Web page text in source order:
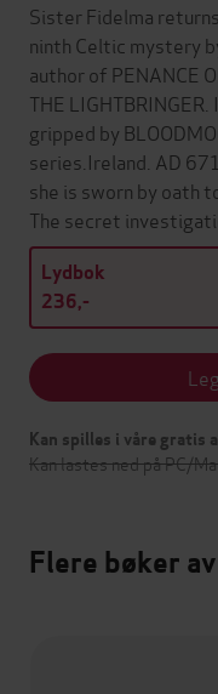
Sister Fidelma
ninth Celtic mystery
author of PENANCE
THE
gripped by
series.Ireland. AD
she is sworn by oath
The secret
Lydbok
236,-
Kan spilles i våre gratis
Kan lastes ned på PC/
Flere bøker